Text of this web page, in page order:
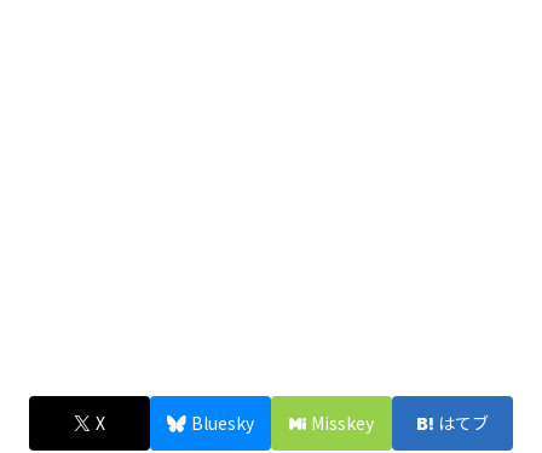
X Bluesky Misskey はてブ